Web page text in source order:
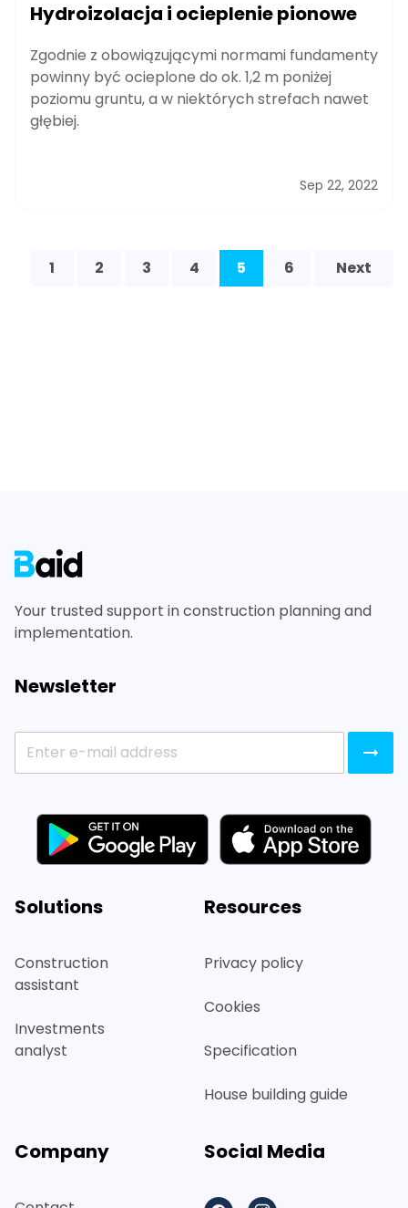
Hydroizolacja i ocieplenie pionowe
Zgodnie z obowiązującymi normami fundamenty
powinny być ocieplone do ok. 1,2 m poniżej
poziomu gruntu, a w niektórych strefach nawet
głębiej.
Sep 22, 2022
1 2 3 4 5 6 Next
Your trusted support in construction planning and
implementation.
Newsletter
Solutions
Construction
assistant
Investments
analyst
Resources
Privacy policy
Cookies
Specification
House building guide
Company Social Media